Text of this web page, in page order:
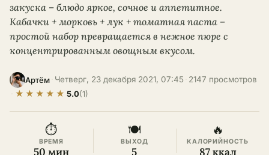
закуска – блюдо яркое, сочное и аппетитное.
Кабачки + морковь + лук + томатная паста –
простой набор превращается в нежное пюре с
концентрированным овощным вкусом.
Артём Четверг, 23 декабря 2021, 07:45
2147 просмотров
★ ★ ★ ★ ★ 5.0(1)
⏱
ВРЕМЯ
50 мин
🍽
ВЫХОД
5
🔥
КАЛОРИЙНОСТЬ
87 ккал